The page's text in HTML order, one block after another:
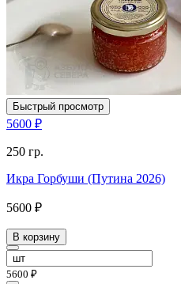
Быстрый просмотр
5600 ₽
250 гр.
Икра Горбуши (Путина 2026)
5600 ₽
В корзину
5600 ₽